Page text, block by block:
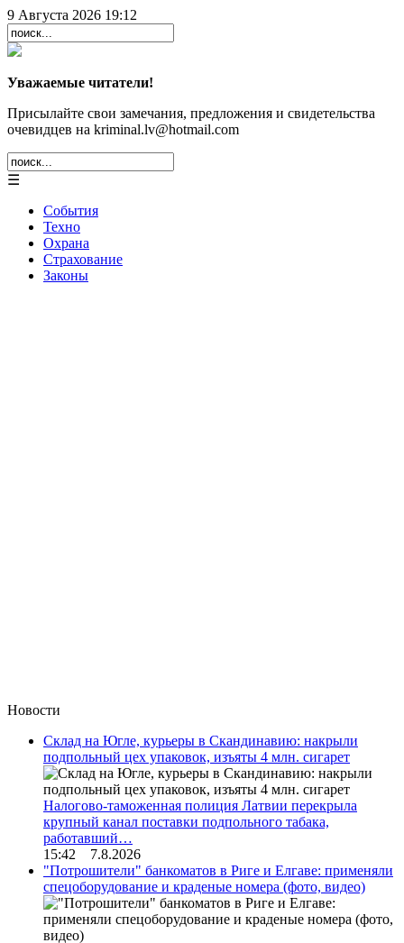
9 Августа 2026 19:12
Уважаемые читатели!
Присылайте свои замечания, предложения и свидетельства
очевидцев на kriminal.lv@hotmail.com
☰
События
Техно
Охрана
Страхование
Законы
Новости
Склад на Югле, курьеры в Скандинавию: накрыли
подпольный цех упаковок, изъяты 4 млн. сигарет
Налогово-таможенная полиция Латвии перекрыла
крупный канал поставки подпольного табака,
работавший…
15:42 7.8.2026
"Потрошители" банкоматов в Риге и Елгаве: применяли
спецоборудование и краденые номера (фото, видео)